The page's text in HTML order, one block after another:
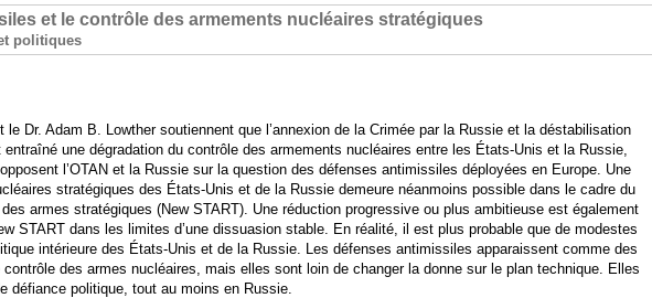
et le contrôle des armements nucléaires stratégiques
politiques
le Dr. Adam B. Lowther soutiennent que l’annexion de la Crimée par la Russie et la déstabilisation
entraîné une dégradation du contrôle des armements nucléaires entre les États-Unis et la Russie,
l’OTAN et la Russie sur la question des défenses antimissiles déployées en Europe. Une
stratégiques des États-Unis et de la Russie demeure néanmoins possible dans le cadre du
armes stratégiques (New START). Une réduction progressive ou plus ambitieuse est également
START dans les limites d’une dissuasion stable. En réalité, il est plus probable que de modestes
intérieure des États-Unis et de la Russie. Les défenses antimissiles apparaissent comme des
des armes nucléaires, mais elles sont loin de changer la donne sur le plan technique. Elles
défiance politique, tout au moins en Russie.